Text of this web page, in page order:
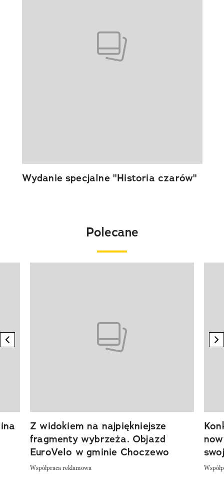
Wydanie specjalne "Historia czarów"
Polecane
previous element
Z widokiem na najpiękniejsze
fragmenty wybrzeża. Objazd
EuroVelo w gminie Choczewo
Współpraca reklamowa